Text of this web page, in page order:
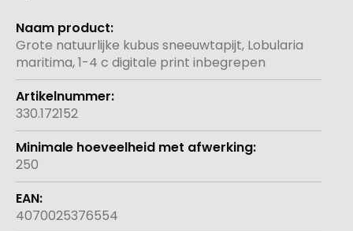
Meer
informatie
Grote natuurlijke kubus sneeuwtapijt, Lobularia
maritima, 1-4 c digitale print inbegrepen
330.172152
250
4070025376554